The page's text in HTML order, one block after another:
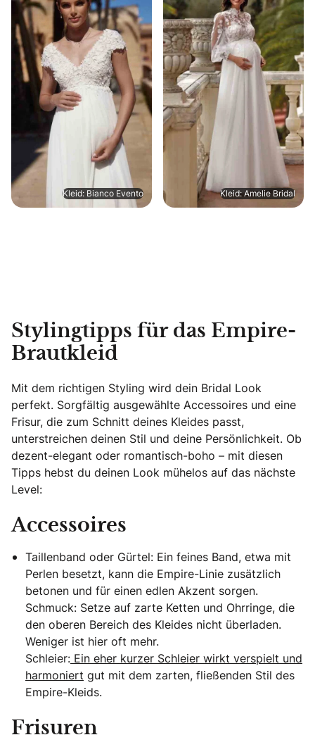
Kleid: Bianco Evento Kleid: Amelie Bridal
Stylingtipps für das Empire-
Brautkleid
Mit dem richtigen Styling wird dein Bridal Look
perfekt. Sorgfältig ausgewählte Accessoires und eine
Frisur, die zum Schnitt deines Kleides passt,
unterstreichen deinen Stil und deine Persönlichkeit. Ob
dezent-elegant oder romantisch-boho – mit diesen
Tipps hebst du deinen Look mühelos auf das nächste
Level:
Accessoires
Taillenband oder Gürtel: Ein feines Band, etwa mit
Perlen besetzt, kann die Empire-Linie zusätzlich
betonen und für einen edlen Akzent sorgen.
Schmuck: Setze auf zarte Ketten und Ohrringe, die
den oberen Bereich des Kleides nicht überladen.
Weniger ist hier oft mehr.
Schleier: Ein eher kurzer Schleier wirkt verspielt und
harmoniert gut mit dem zarten, fließenden Stil des
Empire-Kleids.
Frisuren